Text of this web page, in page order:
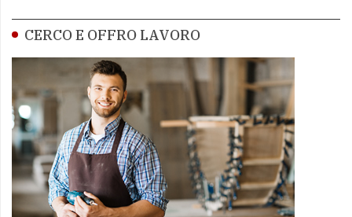
CERCO E OFFRO LAVORO